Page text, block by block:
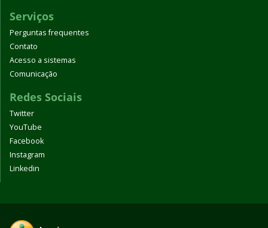
Serviços
Perguntas frequentes
Contato
Acesso a sistemas
Comunicação
Redes Sociais
Twitter
YouTube
Facebook
Instagram
Linkedin